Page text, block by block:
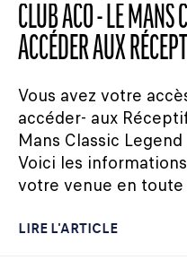
CLUB ACO - LE MANS
ACCÉDER AUX
Vous avez votre
accéder- aux
Mans Classic
Voici les
votre venue en toute
LIRE L'ARTICLE